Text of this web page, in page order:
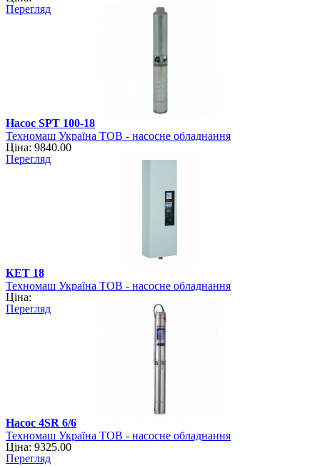
Перегляд
Насос SPT 100-18
Техномаш Україна ТОВ - насосне обладнання
Ціна: 9840.00
Перегляд
КЕТ 18
Техномаш Україна ТОВ - насосне обладнання
Ціна:
Перегляд
Насос 4SR 6/6
Техномаш Україна ТОВ - насосне обладнання
Ціна: 9325.00
Перегляд